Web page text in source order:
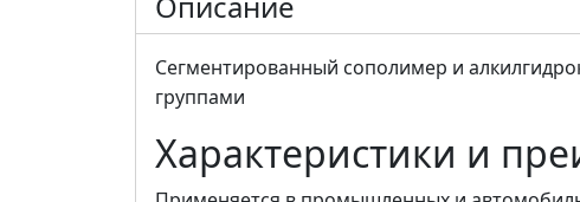
Сегментированный сополимер и
группами
Характеристики и